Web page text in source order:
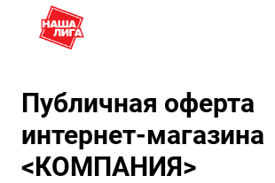
Публичная оферта
интернет-магазина
<КОМПАНИЯ>